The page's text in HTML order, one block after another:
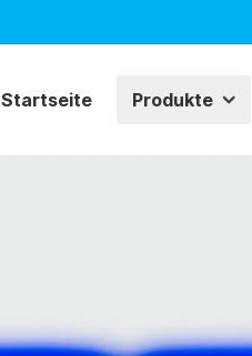
Startseite Produkte